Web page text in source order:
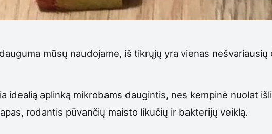
mūsų naudojame, iš tikrųjų yra vienas nešvariausių
idealią aplinką mikrobams daugintis, nes kempinė nuolat
rodantis pūvančių maisto likučių ir bakterijų veiklą.